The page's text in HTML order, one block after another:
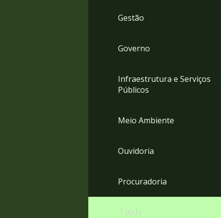
Gestão
Governo
Infraestrutura e Serviços
Públicos
Meio Ambiente
Ouvidoria
Procuradoria
Saúde